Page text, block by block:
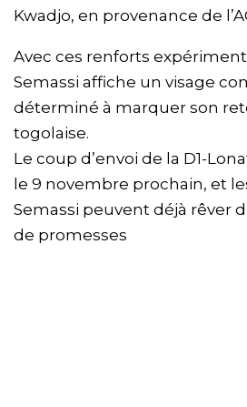
Kwadjo, en provenance de
Avec ces renforts
Semassi affiche un visage
déterminé à marquer son
togolaise.
Le coup d’envoi de la D1-
le 9 novembre prochain, et
Semassi peuvent déjà rêver
de promesses